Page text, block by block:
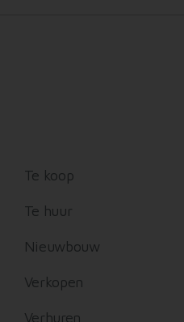
Te koop
Te huur
Nieuwbouw
Verkopen
Verhuren